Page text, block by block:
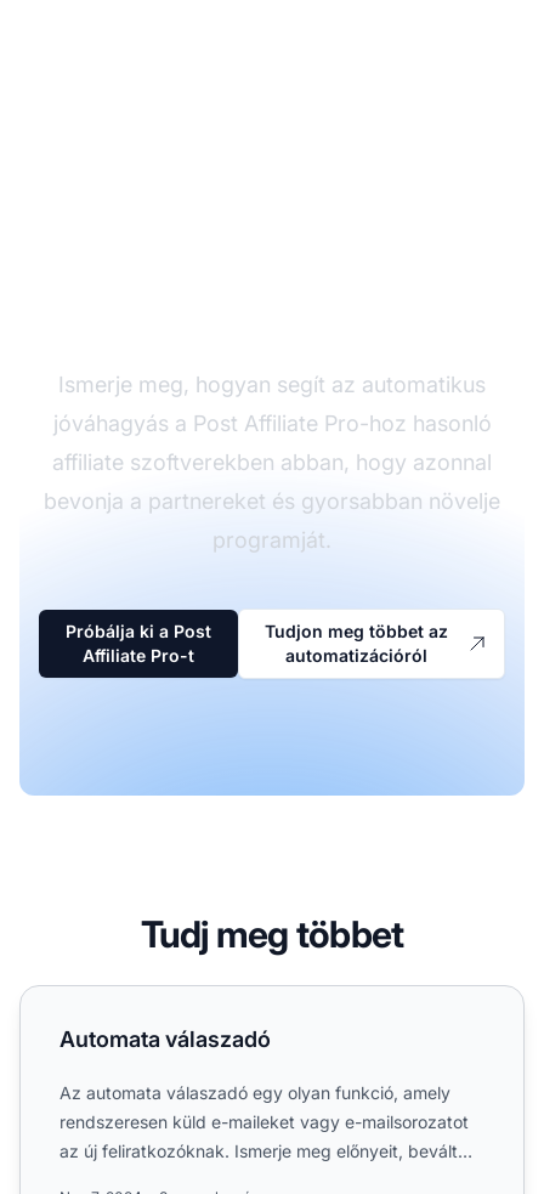
Ismerje meg, hogyan segít az automatikus
jóváhagyás a Post Affiliate Pro-hoz hasonló
affiliate szoftverekben abban, hogy azonnal
bevonja a partnereket és gyorsabban növelje
programját.
Próbálja ki a Post
Affiliate Pro-t
Tudjon meg többet az
automatizációról
Tudj meg többet
Automata válaszadó
Automata válaszadó
Az automata válaszadó egy olyan funkció, amely
rendszeresen küld e-maileket vagy e-mailsorozatot
az új feliratkozóknak. Ismerje meg előnyeit, bevált